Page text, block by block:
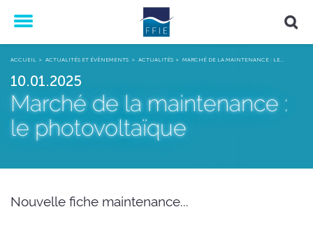
ACCUEIL
ACTUALITÉS ET ÉVÈNEMENTS ACTUALITÉS MARCHÉ DE LA MAINTENANCE : LE…
10.01.2025
Marché de la maintenance :
le photovoltaïque
Nouvelle fiche maintenance...